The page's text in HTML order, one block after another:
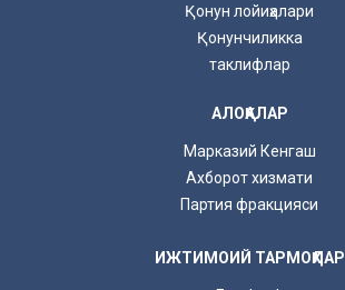
Қонун лойиҳалари
Қонунчиликка
таклифлар
АЛОҚАЛАР
Марказий Кенгаш
Ахборот хизмати
Партия фракцияси
ИЖТИМОИЙ ТАРМОҚЛАР